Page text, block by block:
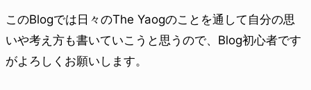
このBlogでは日々のThe Yaogのことを通して自分の思
いや考え方も書いていこうと思うので、Blog初心者です
がよろしくお願いします。